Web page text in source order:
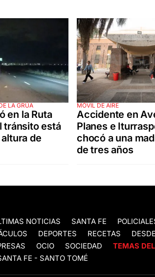
LA GRÚA
en la Ruta
tránsito está
de
MÓVIL DE AIRE
Accidente en
Planes e
chocó a una
de tres años
NOTICIAS SANTA FE
DEPORTES RECETAS
OCIO SOCIEDAD TEMAS
FE - SANTO TOMÉ